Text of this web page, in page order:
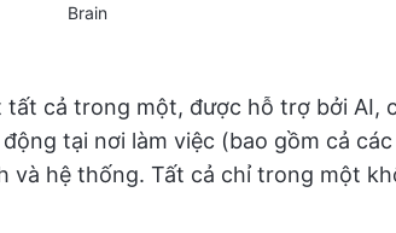
Brain
tất cả trong một, được hỗ trợ bởi AI,
tại nơi làm việc (bao gồm cả
và hệ thống. Tất cả chỉ trong một